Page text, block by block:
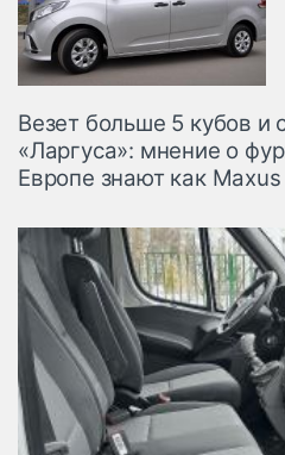
Везет больше 5 кубов и
«Ларгуса»: мнение о
Европе знают как Maxus